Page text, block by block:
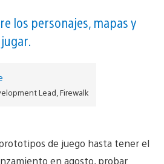
los personajes, mapas y
Lead, Firewalk
de juego hasta tener el
en agosto, probar